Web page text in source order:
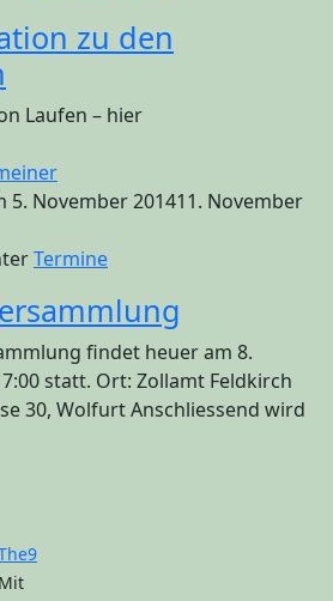
zu den
Laufen – hier
5. November 201411. November
Termine
findet heuer am 8.
statt. Ort: Zollamt Feldkirch
30, Wolfurt Anschliessend wird